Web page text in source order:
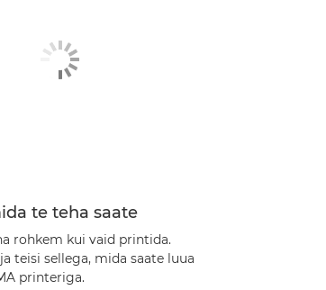
te teha saate
rohkem kui vaid printida.
teisi sellega, mida saate luua
printeriga.